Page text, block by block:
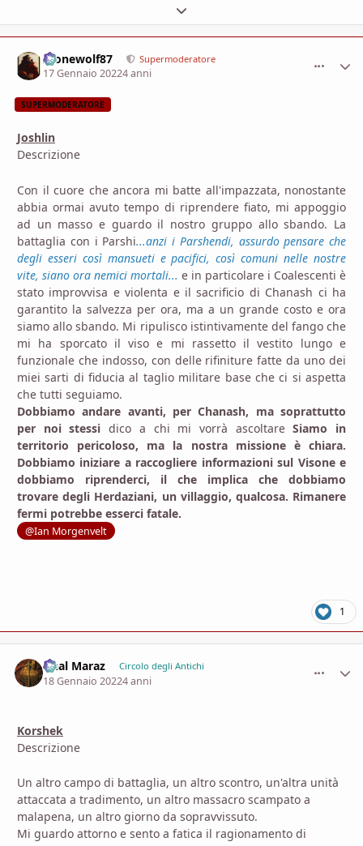
Espandi panoramica del topic
Alonewolf87 Supermoderatore
17 Gennaio 20224 anni
SUPERMODERATORE
Joshlin
Descrizione
Con il cuore che ancora mi batte all'impazzata, nonostante
abbia ormai avuto tempo di riprendere fiato, mi appoggio
ad un masso e guardo il nostro gruppo allo sbando. La
battaglia con i Parshi...anzi i Parshendi, assurdo pensare che
degli esseri così mansueti e pacifici, così comuni nelle nostre
vite, siano ora nemici mortali... e in particolare i Coalescenti è
stato improvvisa e violenta e il sacrificio di Chanash ci ha
garantito la salvezza per ora, ma a un grande costo e ora
siamo allo sbando. Mi ripulisco istintivamente del fango che
mi ha sporcato il viso e mi rassetto il vestito lungo e
funzionale che indosso, con delle rifiniture fatte da uno dei
miei sarti di fiducia al taglio militare base che ci si aspetta
che tutti seguiamo.
Dobbiamo andare avanti, per Chanash, ma soprattutto
per noi stessidico a chi mi vorrà ascoltareSiamo in
territorio pericoloso, ma la nostra missione è chiara.
Dobbiamo iniziare a raccogliere informazioni sul Visone e
dobbiamo riprenderci, il che implica che dobbiamo
trovare degli Herdaziani, un villaggio, qualcosa. Rimanere
fermi potrebbe esserci fatale.
@Ian Morgenvelt
1
Ghal Maraz Circolo degli Antichi
18 Gennaio 20224 anni
Korshek
Descrizione
Un altro campo di battaglia, un altro scontro, un'altra unità
attaccata a tradimento, un altro massacro scampato a
malapena, un altro giorno da sopravvissuto.
Mi guardo attorno e sento a fatica il ragionamento di